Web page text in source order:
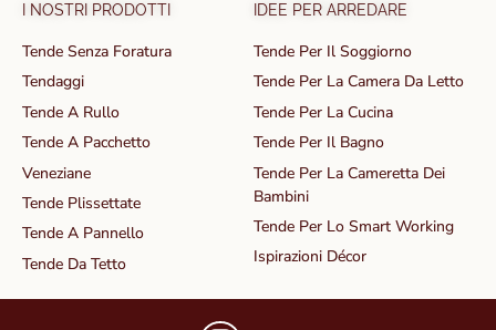
I NOSTRI PRODOTTI
Tende Senza Foratura
Tendaggi
Tende A Rullo
Tende A Pacchetto
Veneziane
Tende Plissettate
Tende A Pannello
Tende Da Tetto
IDEE PER ARREDARE
Tende Per Il Soggiorno
Tende Per La Camera Da Letto
Tende Per La Cucina
Tende Per Il Bagno
Tende Per La Cameretta Dei
Bambini
Tende Per Lo Smart Working
Ispirazioni Décor